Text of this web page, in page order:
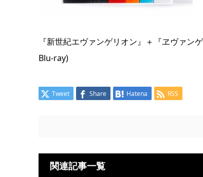
『新世紀エヴァンゲリオン』＋『ヱヴァ
Blu-ray)
Tweet Share Hatena RSS
関連記事一覧